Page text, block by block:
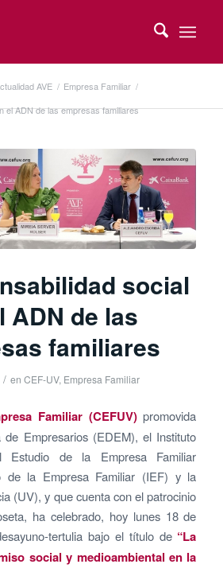
AVE / Empresa Familiar /
el ADN de las empresas familiares
social
ADN de las
familiares
/ enCEF-UV, Empresa Familiar
Familiar (CEFUV)promovida
Empresarios (EDEM), el Instituto
Estudio de la Empresa Familiar
de la Empresa Familiar (IEF) y la
(UV), y que cuenta con el patrocinio
ha celebrado, hoy lunes 18 de
tertulia bajo el título de “La
social y medioambiental en la